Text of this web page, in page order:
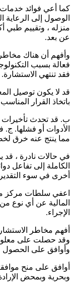
كما أعي فوائد
الوصول إلى
منزله ، وتقييم طبي
عن بعد.
وأفهم أن هناك
فعالة بسبب
فقد تنتهي
قد لا يكون توصيل
باتخاذ القرار
ب. قد تحدث تأخيرات
الأدوات أو فشلها.
مما ينتج عنه خرق
في حالات نادرة ،
الكاملة إلى تفاعل
أخرى في سوء
اعفي سلطات مركز
المالية عن أي نوع
الإجراء.
أفهم مخاطر
وقد حصلت على
وأوافق على الحصول
أوافق على منح
وبحرية وبمحض